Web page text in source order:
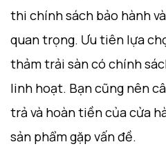
thi chính sách bảo hành
quan trọng. Ưu tiên lựa
thảm trải sàn có chính
linh hoạt. Bạn cũng nên
trả và hoàn tiền của cửa
sản phẩm gặp vấn đề.